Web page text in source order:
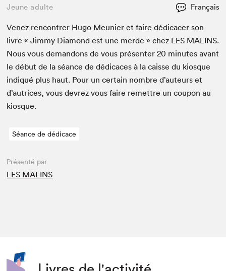
Jeune adulte Français
Venez ren­con­tr­er Hugo Meu­nier et faire dédi­cac­er son
livre « Jim­my Dia­mond est une merde » chez LES MALINS.
Nous vous deman­dons de vous présen­ter20 min­utes avant
le début de la séance de dédi­caces à la caisse du kiosque
indiqué plus haut. Pour un cer­tain nom­bre d’auteurs et
d’autrices, vous devrez vous faire remet­tre un coupon au
kiosque.
Séance de dédicace
Présenté par
LES MALINS